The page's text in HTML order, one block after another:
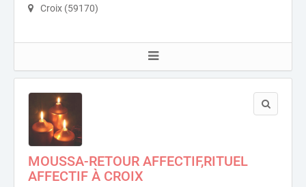
Croix (59170)
MOUSSA-RETOUR AFFECTIF,RITUEL
AFFECTIF À CROIX